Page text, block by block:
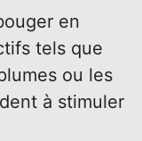
en
tels que
ou les
à stimuler